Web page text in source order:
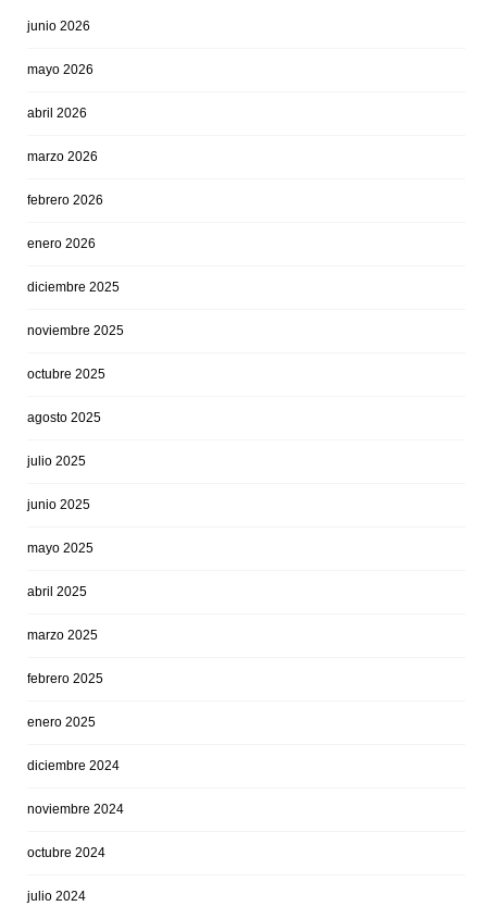
junio 2026
mayo 2026
abril 2026
marzo 2026
febrero 2026
enero 2026
diciembre 2025
noviembre 2025
octubre 2025
agosto 2025
julio 2025
junio 2025
mayo 2025
abril 2025
marzo 2025
febrero 2025
enero 2025
diciembre 2024
noviembre 2024
octubre 2024
julio 2024